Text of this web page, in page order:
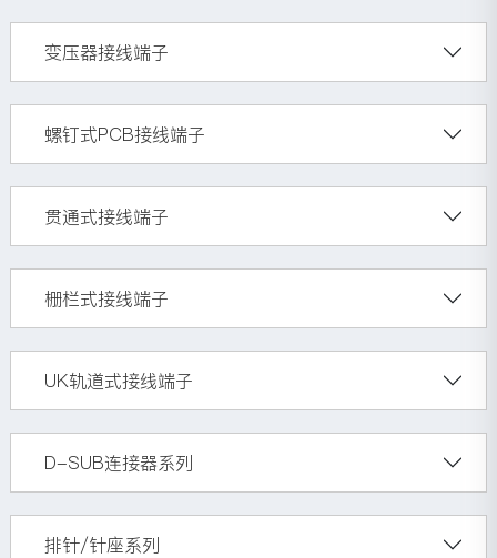
变压器接线端子
螺钉式PCB接线端子
贯通式接线端子
栅栏式接线端子
UK轨道式接线端子
D-SUB连接器系列
排针/针座系列